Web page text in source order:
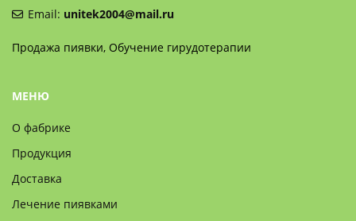
Email: unitek2004@mail.ru
Продажа пиявки, Обучение гирудотерапии
МЕНЮ
О фабрике
Продукция
Доставка
Лечение пиявками